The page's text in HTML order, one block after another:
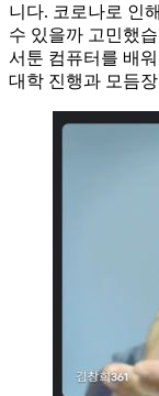
니다. 코로나로 인
수 있을까 고민했
서툰 컴퓨터를 배
대학 진행과 모듬